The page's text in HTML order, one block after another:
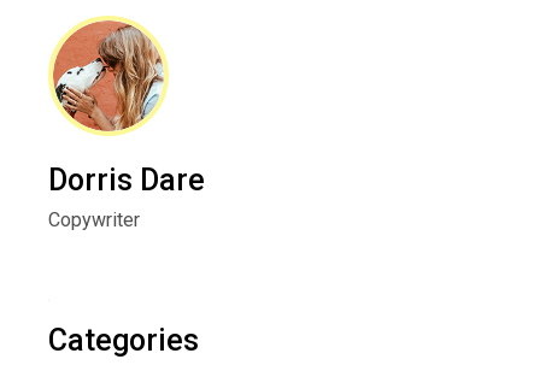
Dorris Dare
Copywriter
Categories